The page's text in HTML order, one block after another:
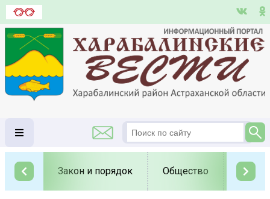
Закон и порядок Общество